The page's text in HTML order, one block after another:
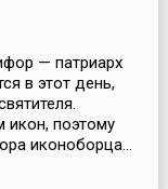
— патриарх
в этот день,
поэтому
иконоборца...